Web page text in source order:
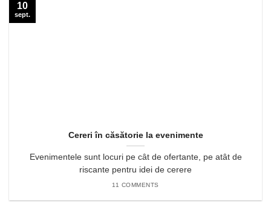
Cereri în căsătorie la evenimente
Evenimentele sunt locuri pe cât de ofertante, pe atât de
riscante pentru idei de cerere
11 COMMENTS
10
sept.